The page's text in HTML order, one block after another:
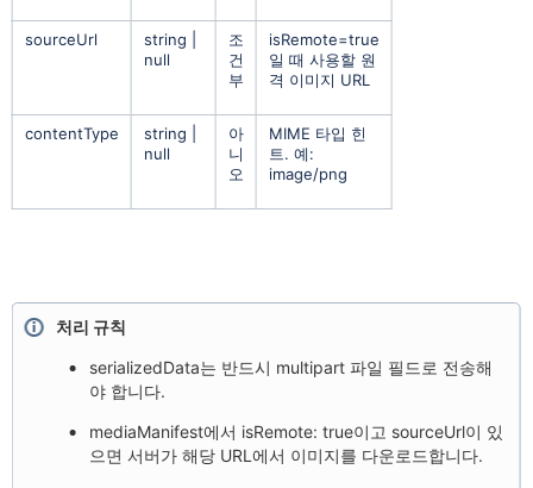
sourceUrl
string |
null
조
건
부
isRemote=true
일 때 사용할 원
격 이미지 URL
contentType
string |
null
아
니
오
MIME 타입 힌
트. 예:
image/png
처리 규칙
serializedData는 반드시 multipart 파일 필드로 전송해
야 합니다.
mediaManifest에서 isRemote: true이고 sourceUrl이 있
으면 서버가 해당 URL에서 이미지를 다운로드합니다.